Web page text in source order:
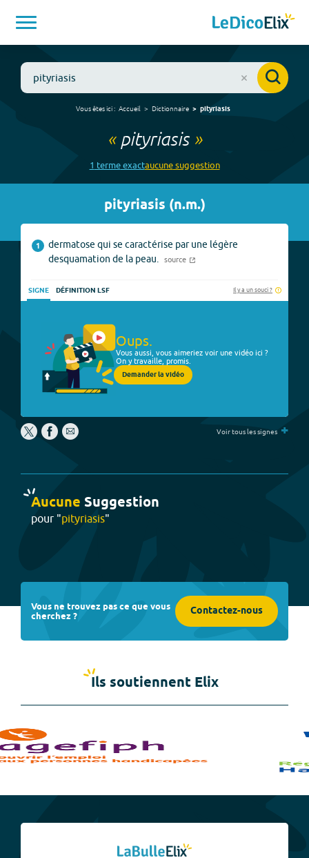
Vous êtes ici : Accueil Dictionnaire pityriasis
« pityriasis»
1 termeexactaucunesuggestion
pityriasis (n.m.)
1
dermatose qui se caractérise par une légère
desquamation de la peau.
source
SIGNE DÉFINITION LSF Il y a un souci ?
Oups.
Vous aussi, vous aimeriez voir une vidéo ici ?
On y travaille, promis.
Demander la vidéo
Voir tous les signes +
Aucune Suggestion
pour "pityriasis"
Vous ne trouvez pas ce que vous
cherchez ? Contactez-nous
Ils soutiennent Elix